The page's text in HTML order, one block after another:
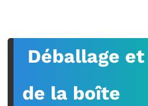
Déballage
de la boîte